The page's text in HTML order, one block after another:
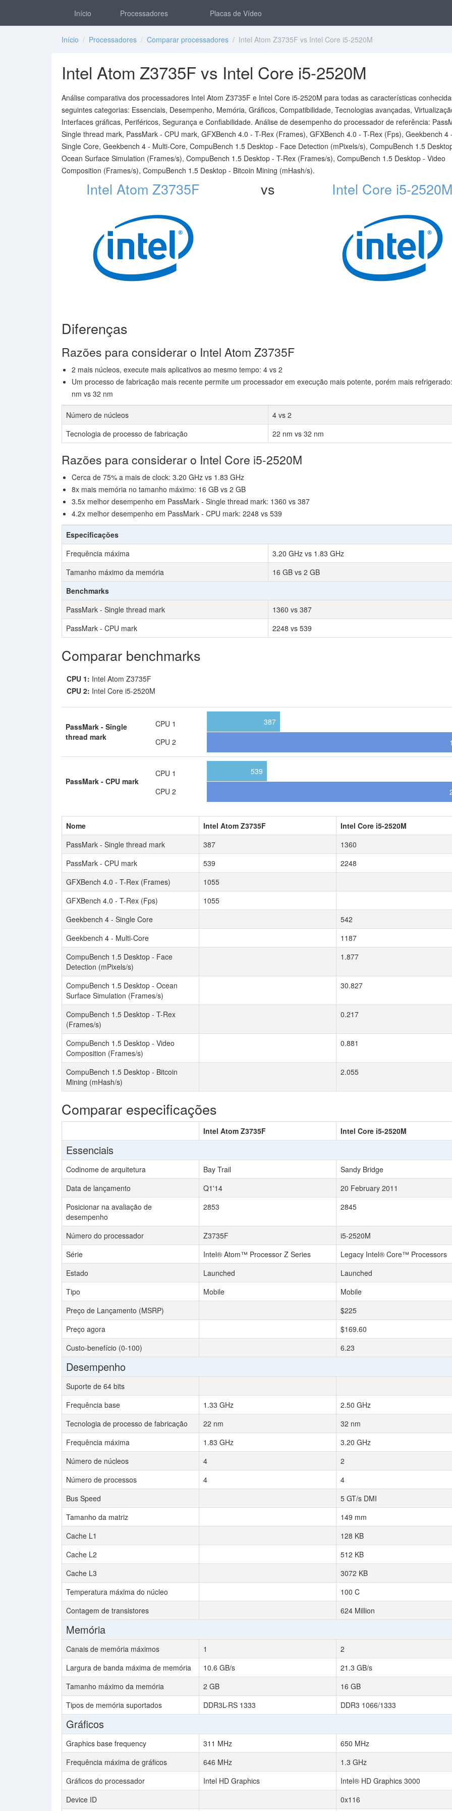
Início Processadores Placas de Vídeo
Início / Processadores / Comparar processadores / Intel Atom Z3735F vs Intel Core i5-2520M
Intel Atom Z3735F vs Intel Core i5-2520M
Análise comparativa dos processadores Intel Atom Z3735F e Intel Core i5-2520M para todas as características
seguintes categorias: Essenciais, Desempenho, Memória, Gráficos, Compatibilidade, Tecnologias avançadas,
Interfaces gráficas, Periféricos, Segurança e Confiabilidade. Análise de desempenho do processador de referência:
Single thread mark, PassMark - CPU mark, GFXBench 4.0 - T-Rex (Frames), GFXBench 4.0 - T-Rex (Fps), Geekbench 4 -
Single Core, Geekbench 4 - Multi-Core, CompuBench 1.5 Desktop - Face Detection (mPixels/s), CompuBench 1.5
Ocean Surface Simulation (Frames/s), CompuBench 1.5 Desktop - T-Rex (Frames/s), CompuBench 1.5 Desktop - Video
Composition (Frames/s), CompuBench 1.5 Desktop - Bitcoin Mining (mHash/s).
Intel Atom Z3735F vs Intel Core i5-2520M
Diferenças
Razões para considerar o Intel Atom Z3735F
2 mais núcleos, execute mais aplicativos ao mesmo tempo: 4 vs 2
Um processo de fabricação mais recente permite um processador em execução mais potente, porém mais
nm vs 32 nm
Número de núcleos
4 vs 2
Tecnologia de processo de fabricação
22 nm vs 32 nm
Razões para considerar o Intel Core i5-2520M
Cerca de 75% a mais de clock: 3.20 GHz vs 1.83 GHz
8x mais memória no tamanho máximo: 16 GB vs 2 GB
3.5x melhor desempenho em PassMark - Single thread mark: 1360 vs 387
4.2x melhor desempenho em PassMark - CPU mark: 2248 vs 539
Especificações
Frequência máxima
3.20 GHz vs 1.83 GHz
Tamanho máximo da memória
16 GB vs 2 GB
Benchmarks
PassMark - Single thread mark
1360 vs 387
PassMark - CPU mark
2248 vs 539
Comparar benchmarks
CPU 1: Intel Atom Z3735F
CPU 2: Intel Core i5-2520M
PassMark - Single
thread mark
CPU 1
CPU 2
387
PassMark - CPU mark
CPU 1
CPU 2
539
Nome Intel Atom Z3735F
Intel Core i5-2520M
PassMark - Single thread mark
387
1360
PassMark - CPU mark
539
2248
GFXBench 4.0 - T-Rex (Frames)
1055
GFXBench 4.0 - T-Rex (Fps)
1055
Geekbench 4 - Single Core
542
Geekbench 4 - Multi-Core
1187
CompuBench 1.5 Desktop - Face
Detection (mPixels/s)
1.877
CompuBench 1.5 Desktop - Ocean
Surface Simulation (Frames/s)
30.827
CompuBench 1.5 Desktop - T-Rex
(Frames/s)
0.217
CompuBench 1.5 Desktop - Video
Composition (Frames/s)
0.881
CompuBench 1.5 Desktop - Bitcoin
Mining (mHash/s)
2.055
Comparar especificações
Intel Atom Z3735F Intel Core i5-2520M
Essenciais
Codinome de arquitetura Bay Trail
Sandy Bridge
Data de lançamento
Q1'14
20 February 2011
Posicionar na avaliação de
desempenho
2853 2845
Número do processador Z3735F
i5-2520M
Série
Intel® Atom™ Processor Z Series
Legacy Intel® Core™ Processors
Estado
Launched
Launched
Tipo
Mobile
Mobile
Preço de Lançamento (MSRP)
$225
Preço agora
$169.60
Custo-benefício (0-100)
6.23
Desempenho
Suporte de 64 bits
Frequência base
1.33 GHz
2.50 GHz
Tecnologia de processo de fabricação
22 nm
32 nm
Frequência máxima
1.83 GHz
3.20 GHz
Número de núcleos
4
2
Número de processos
4
4
Bus Speed
5 GT/s DMI
Tamanho da matriz
149 mm
Cache L1
128 KB
Cache L2
512 KB
Cache L3
3072 KB
Temperatura máxima do núcleo
100 C
Contagem de transistores
624 Million
Memória
Canais de memória máximos 1
2
Largura de banda máxima de memória
10.6 GB/s
21.3 GB/s
Tamanho máximo da memória
2 GB
16 GB
Tipos de memória suportados
DDR3L-RS 1333 DDR3 1066/1333
Gráficos
Graphics base frequency 311 MHz
650 MHz
Frequência máxima de gráficos
646 MHz
1.3 GHz
Gráficos do processador
Intel HD Graphics
Intel® HD Graphics 3000
Device ID
0x116